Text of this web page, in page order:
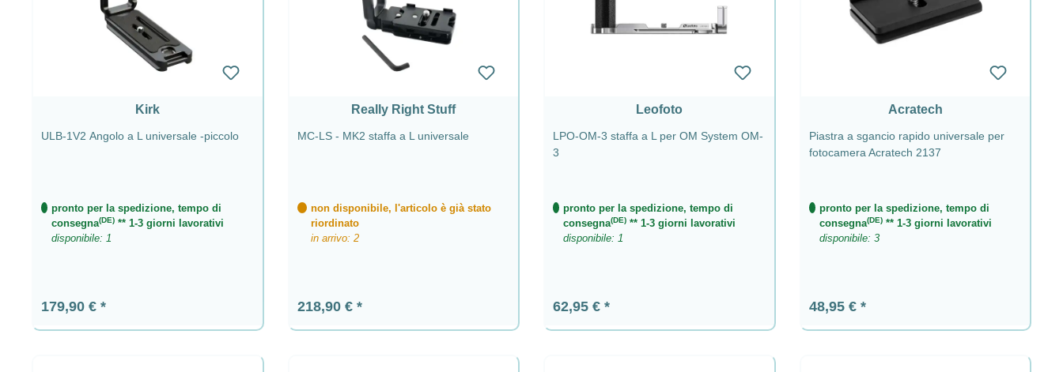
Kirk
ULB-1V2 Angolo a L universale -piccolo
pronto per la spedizione, tempo di
consegna(DE) ** 1-3 giorni lavorativi
disponibile: 1
Prezzo normale:
179,90 €
Really Right Stuff
MC-LS - MK2 staffa a L universale
non disponibile, l'articolo è già stato
riordinato
in arrivo: 2
Prezzo normale:
218,90 €
Leofoto
LPO-OM-3 staffa a L per OM System OM-
3
pronto per la spedizione, tempo di
consegna(DE) ** 1-3 giorni lavorativi
disponibile: 1
Prezzo normale:
62,95 €
Acratech
Piastra a sgancio rapido universale per
fotocamera Acratech 2137
pronto per la spedizione, tempo di
consegna(DE)** 1-3 giorni lavorativi
disponibile: 3
Prezzo normale:
48,95 €